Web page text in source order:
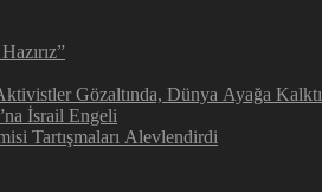
Gözaltında, Dünya Ayağa Kalktı
İsrail Engeli
Tartışmaları Alevlendirdi